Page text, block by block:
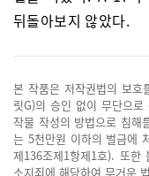
뒤돌아보지 않았다.
본 작품은 저작권법의 보호
릿G)의 승인 없이 무단으
작물 작성의 방법으로 침
는 5천만원 이하의 벌금에
제136조제1항제1호). 또한
소지죄에 해당하여 무거운